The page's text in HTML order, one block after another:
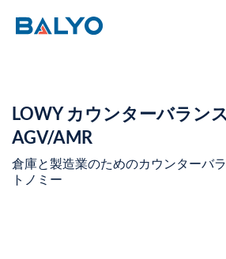
LOWY カウンターバラン
AGV/AMR
倉庫と製造業のためのカウンターバ
トノミー